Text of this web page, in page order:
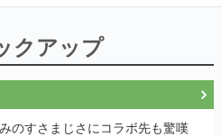
クアップ
のすさまじさにコラボ先も驚嘆